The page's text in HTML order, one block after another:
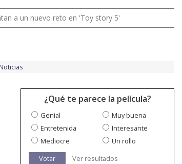
a un nuevo reto en 'Toy story 5'
¿Qué te parece la película?
Genial
Muy buena
Entretenida
Interesante
Mediocre
Un rollo
Votar
Ver resultados